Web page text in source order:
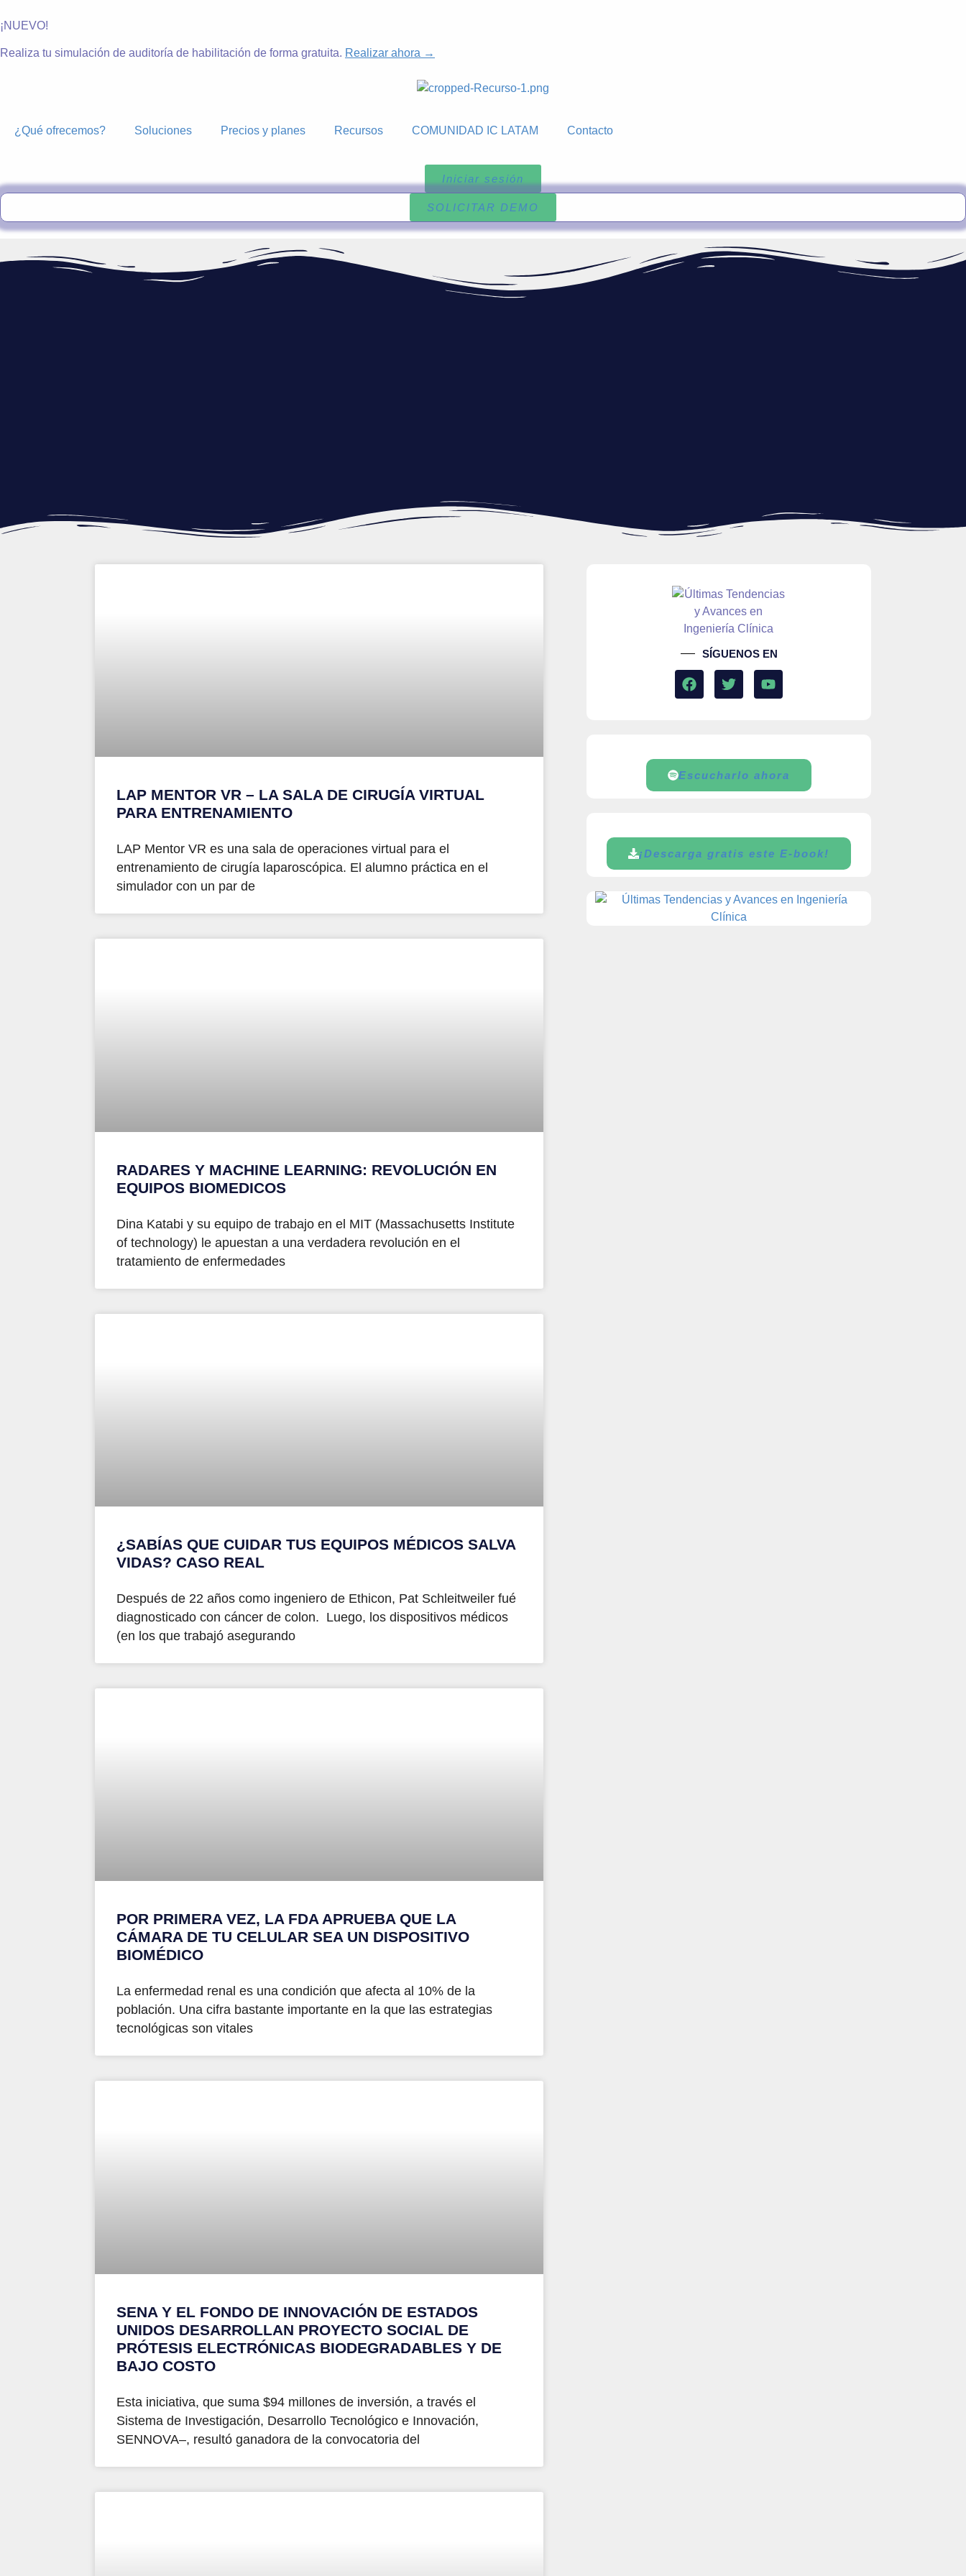
¡NUEVO!
Realiza tu simulación de auditoría de habilitación de forma gratuita. Realizar ahora →
¿Qué ofrecemos? Soluciones Precios y planes Recursos COMUNIDAD IC LATAM Contacto
Iniciar sesión
SOLICITAR DEMO
LAP MENTOR VR – LA SALA DE CIRUGÍA VIRTUAL
PARA ENTRENAMIENTO
LAP Mentor VR es una sala de operaciones virtual para el
entrenamiento de cirugía laparoscópica. El alumno práctica en el
simulador con un par de
RADARES Y MACHINE LEARNING: REVOLUCIÓN EN
EQUIPOS BIOMEDICOS
Dina Katabi y su equipo de trabajo en el MIT (Massachusetts Institute
of technology) le apuestan a una verdadera revolución en el
tratamiento de enfermedades
¿SABÍAS QUE CUIDAR TUS EQUIPOS MÉDICOS SALVA
VIDAS? CASO REAL
Después de 22 años como ingeniero de Ethicon, Pat Schleitweiler fué
diagnosticado con cáncer de colon. Luego, los dispositivos médicos
(en los que trabajó asegurando
POR PRIMERA VEZ, LA FDA APRUEBA QUE LA
CÁMARA DE TU CELULAR SEA UN DISPOSITIVO
BIOMÉDICO
La enfermedad renal es una condición que afecta al 10% de la
población. Una cifra bastante importante en la que las estrategias
tecnológicas son vitales
SENA Y EL FONDO DE INNOVACIÓN DE ESTADOS
UNIDOS DESARROLLAN PROYECTO SOCIAL DE
PRÓTESIS ELECTRÓNICAS BIODEGRADABLES Y DE
BAJO COSTO
Esta iniciativa, que suma $94 millones de inversión, a través el
Sistema de Investigación, Desarrollo Tecnológico e Innovación,
SENNOVA–, resultó ganadora de la convocatoria del
SÍGUENOS EN
Escucharlo ahora
¡Descarga gratis este E-book!